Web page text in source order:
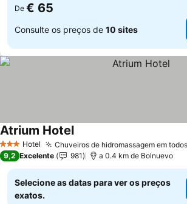
De € 65
Consulte os preços de 10 sites
3 EstrelasHotel Chuveiros de hidromassagem em
Atrium Hotel
9,2 Excelente 981 a 0.4 km de Bolnuevo
Selecione as datas para ver os preços
exatos.